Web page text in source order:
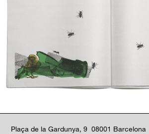
Plaça de la Gardunya, 9 08001 Barcelona